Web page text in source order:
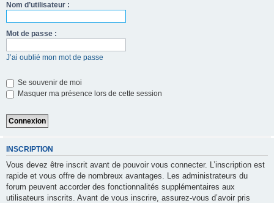
Nom d’utilisateur :
Mot de passe :
J’ai oublié mon mot de passe
Se souvenir de moi
Masquer ma présence lors de cette session
INSCRIPTION
Vous devez être inscrit avant de pouvoir vous connecter. L’inscription est
rapide et vous offre de nombreux avantages. Les administrateurs du
forum peuvent accorder des fonctionnalités supplémentaires aux
utilisateurs inscrits. Avant de vous inscrire, assurez-vous d’avoir pris